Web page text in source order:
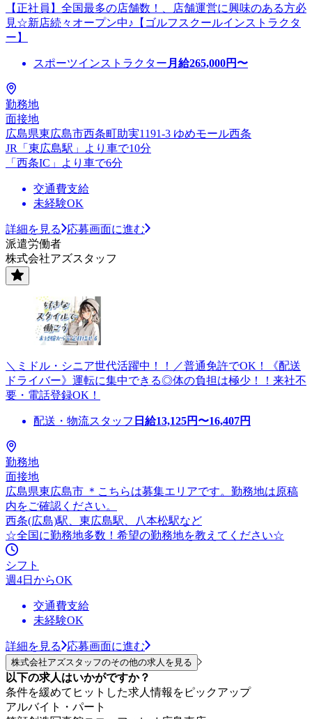
【正社員】全国最多の店舗数！、店舗運営に興味のある方必
見☆新店続々オープン中♪【ゴルフスクールインストラクタ
ー】
スポーツインストラクター 月給265,000円〜
勤務地
面接地
広島県東広島市西条町助実1191-3 ゆめモール西条
JR「東広島駅」より車で10分
「西条IC」より車で6分
交通費支給
未経験OK
詳細を見る
応募画面に進む
派遣労働者
株式会社アズスタッフ
＼ミドル・シニア世代活躍中！！／普通免許でOK！《配送
ドライバー》運転に集中できる◎体の負担は極少！！来社不
要・電話登録OK！
配送・物流スタッフ 日給13,125円〜16,407円
勤務地
面接地
広島県東広島市 ＊こちらは募集エリアです。勤務地は原稿
内をご確認ください。
西条(広島)駅、東広島駅、八本松駅など
☆全国に勤務地多数！希望の勤務地を教えてください☆
シフト
週4日からOK
交通費支給
未経験OK
詳細を見る 応募画面に進む
株式会社アズスタッフのその他の求人を見る
以下の求人はいかがですか？
条件を緩めてヒットした求人情報をピックアップ
アルバイト・パート